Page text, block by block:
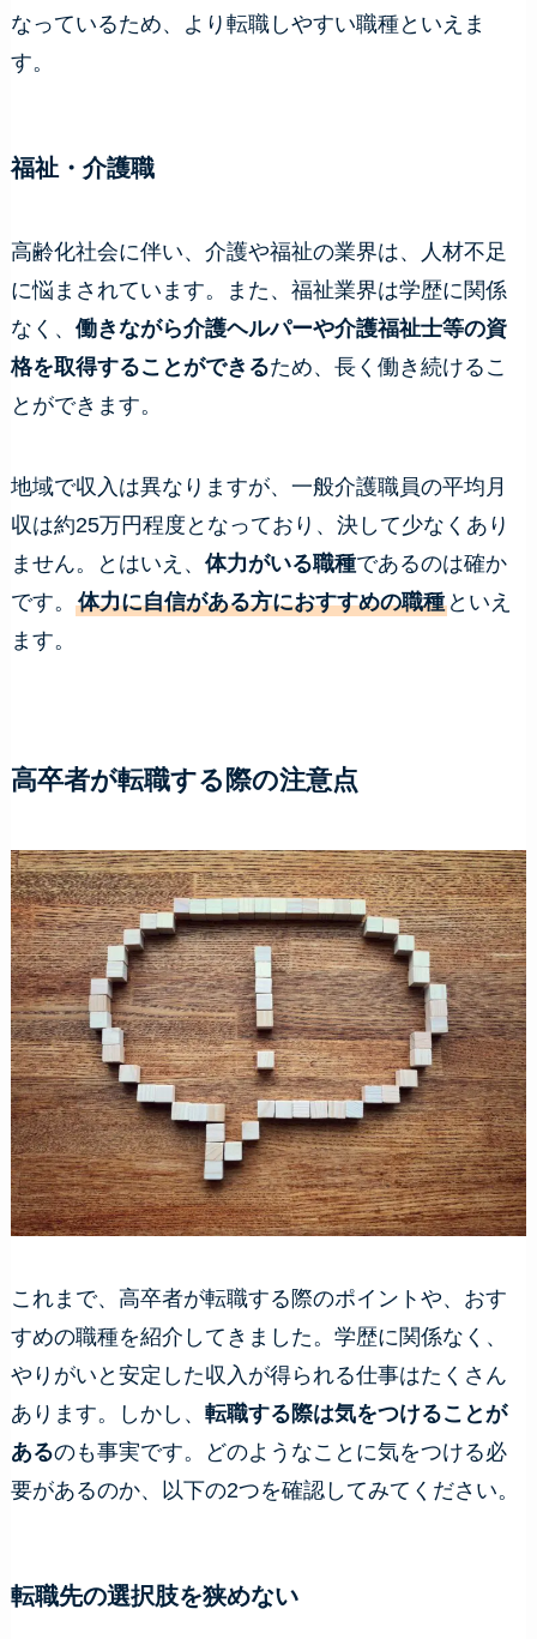
なっているため、より転職しやすい職種といえま
す。
福祉・介護職
高齢化社会に伴い、介護や福祉の業界は、人材不足
に悩まされています。また、福祉業界は学歴に関係
なく、 働きながら介護ヘルパーや介護福祉士等の資
格を取得することができるため、長く働き続けるこ
とができます。
地域で収入は異なりますが、一般介護職員の平均月
収は約25万円程度となっており、決して少なくあり
ません。とはいえ、 体力がいる職種であるのは確か
です。 体力に自信がある方におすすめの職種といえ
ます。
高卒者が転職する際の注意点
これまで、高卒者が転職する際のポイントや、おす
すめの職種を紹介してきました。学歴に関係なく、
やりがいと安定した収入が得られる仕事はたくさん
あります。しかし、 転職する際は気をつけることが
あるのも事実です。どのようなことに気をつける必
要があるのか、以下の2つを確認してみてください。
転職先の選択肢を狭めない